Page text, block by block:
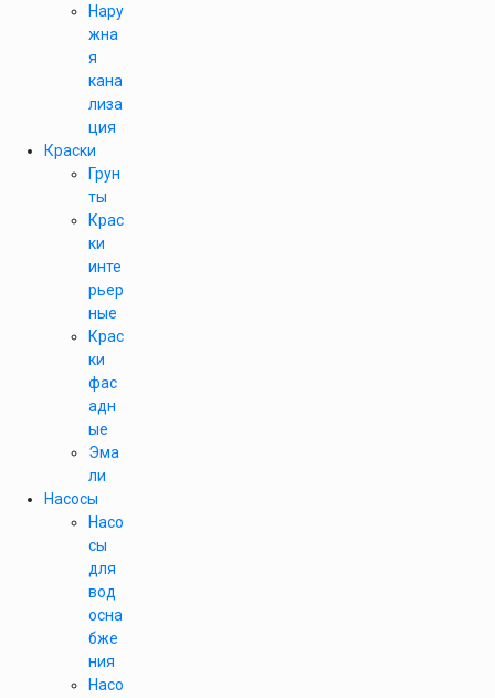
Нару
жна
я
кана
лиза
ция
Краски
Грун
ты
Крас
ки
инте
рьер
ные
Крас
ки
фас
адн
ые
Эма
ли
Насосы
Насо
сы
для
вод
осна
бже
ния
Насо